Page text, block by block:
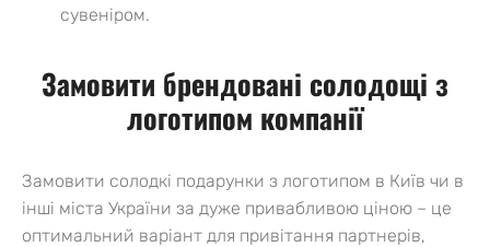
сувеніром.
Замовити брендовані солодощі з
логотипом компанії
Замовити солодкі подарунки з логотипом в Київ чи в
інші міста України за дуже привабливою ціною – це
оптимальний варіант для привітання партнерів,